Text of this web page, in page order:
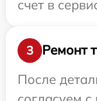
счет в
3
Ремонт
После